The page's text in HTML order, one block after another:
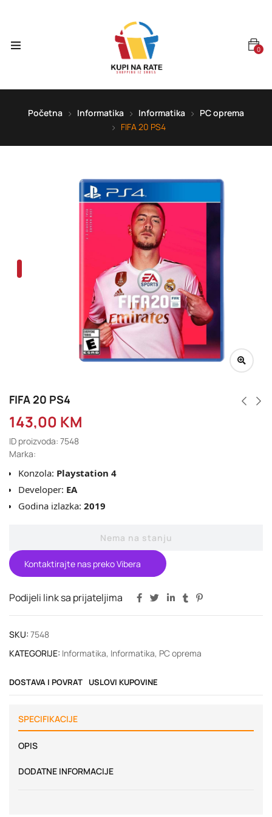
0
Početna Informatika Informatika
PC oprema
FIFA 20 PS4
FIFA 20 PS4
143,00 KM
ID proizvoda: 7548
Marka:
Konzola: Playstation 4
Developer: EA
Godina izlazka: 2019
Nema na stanju
Kontaktirajte nas preko Vibera
Podijeli link sa prijateljima
SKU: 7548
KATEGORIJE: Informatika, Informatika, PC oprema
DOSTAVA I POVRAT USLOVI KUPOVINE
SPECIFIKACIJE
OPIS
DODATNE INFORMACIJE